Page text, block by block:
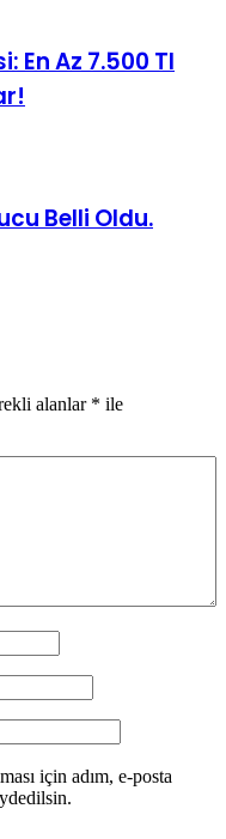
En Az 7.500 Tl
Belli Oldu.
alanlar * ile
için adım, e-posta